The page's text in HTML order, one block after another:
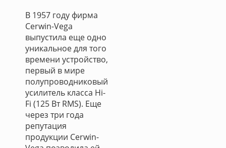
В 1957 году фирма
Cerwin-Vega
выпустила еще одно
уникальное для того
времени устройство,
первый в мире
полупроводниковый
усилитель класса Hi-
Fi (125 Вт RMS). Еще
через три года
репутация
продукции Cerwin-